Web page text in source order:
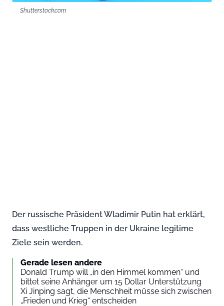
Shutterstock.com
Der russische Präsident Wladimir Putin hat erklärt,
dass westliche Truppen in der Ukraine legitime
Ziele sein werden.
Gerade lesen andere
Donald Trump will „in den Himmel kommen“ und
bittet seine Anhänger um 15 Dollar Unterstützung
Xi Jinping sagt, die Menschheit müsse sich zwischen
„Frieden und Krieg“ entscheiden